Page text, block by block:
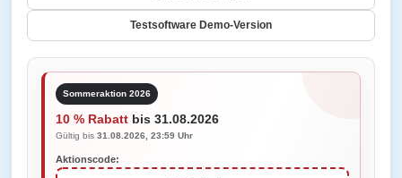
Testsoftware Demo-Version
Sommeraktion 2026
10 % Rabatt bis 31.08.2026
Gültig bis 31.08.2026, 23:59 Uhr
Aktionscode: